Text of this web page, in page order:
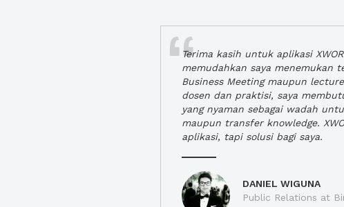
Terima kasih untuk aplikasi
memudahkan saya menemukan
Business Meeting maupun
dosen dan praktisi, saya
yang nyaman sebagai wadah
maupun transfer knowledge.
aplikasi, tapi solusi bagi saya.
DANIEL WIGUNA
Public Relations at